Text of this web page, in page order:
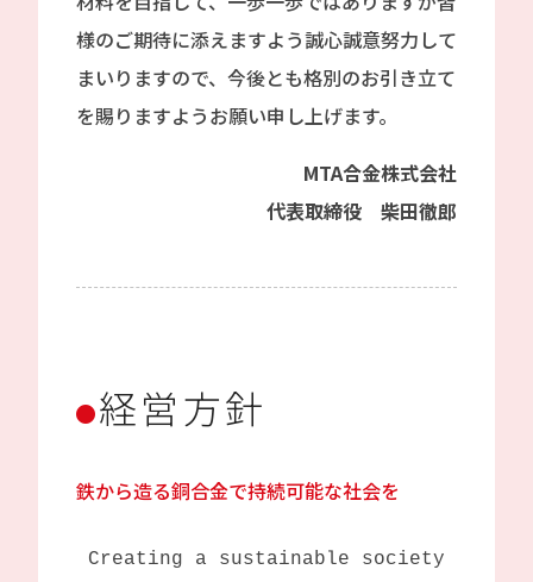
様のご期待に添えますよう誠心誠意努力して
まいりますので、今後とも格別のお引き立て
を賜りますようお願い申し上げます。
MTA合金株式会社
代表取締役 柴田徹郎
経営方針
鉄から造る銅合金で持続可能な社会を
Creating a sustainable society with